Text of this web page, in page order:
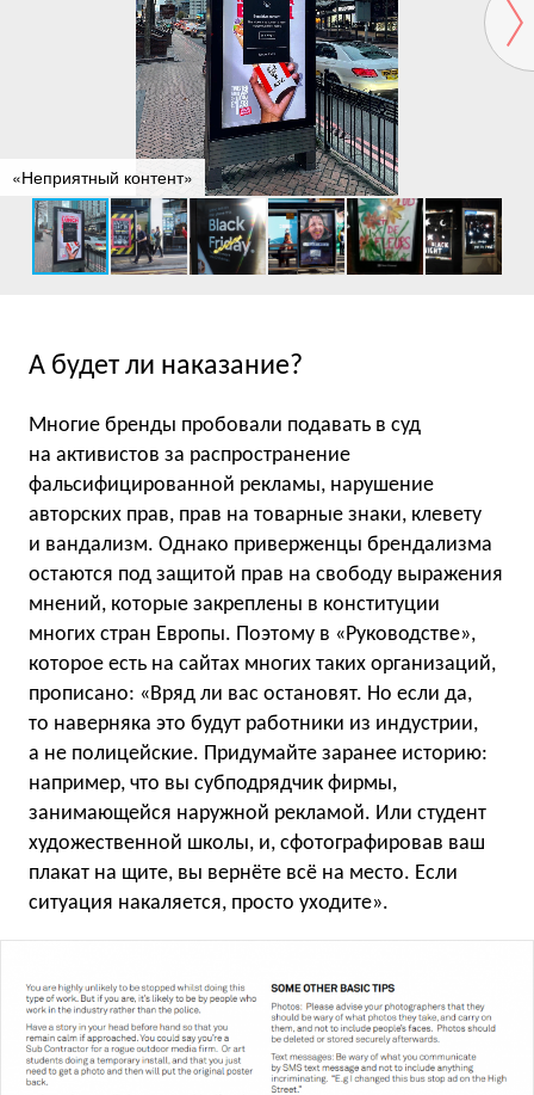
«Неприятный контент»
А будет ли наказание?
Многие бренды пробовали подавать в суд
на активистов за распространение
фальсифицированной рекламы, нарушение
авторских прав, прав на товарные знаки, клевету
и вандализм. Однако приверженцы брендализма
остаются под защитой прав на свободу выражения
мнений, которые закреплены в конституции
многих стран Европы. Поэтому в «Руководстве»,
которое есть на сайтах многих таких организаций,
прописано: «Вряд ли вас остановят. Но если да,
то наверняка это будут работники из индустрии,
а не полицейские. Придумайте заранее историю:
например, что вы субподрядчик фирмы,
занимающейся наружной рекламой. Или студент
художественной школы, и, сфотографировав ваш
плакат на щите, вы вернёте всё на место. Если
ситуация накаляется, просто уходите».